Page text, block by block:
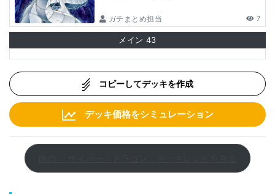
ガチまとめ担当 7
メイン 43
コピーしてデッキを作成
デッキ価格をシミュレーション